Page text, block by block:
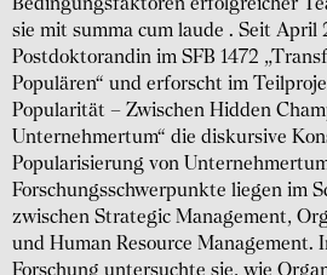
Bedingungsfaktoren erfolgreicher
sie mit summa cum laude . Seit April
Postdoktorandin im SFB 1472
Populären“ und erforscht im
Popularität – Zwischen Hidden
Unternehmertum“ die diskursive
Popularisierung von
Forschungsschwerpunkte liegen im
zwischen Strategic Management,
und Human Resource Management.